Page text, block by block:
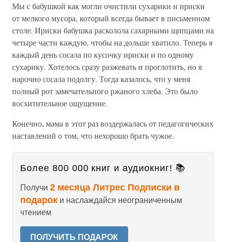
Мы с бабушкой как могли очистили сухарики и ириски
от мелкого мусора, который всегда бывает в письменном
столе. Ириски бабушка расколола сахарными щипцами на
четыре части каждую, чтобы на дольше хватило. Теперь я
каждый день сосала по кусочку ириски и по одному
сухарику. Хотелось сразу разжевать и проглотить, но я
нарочно сосала подолгу. Тогда казалось, что у меня
полный рот замечательного ржаного хлеба. Это было
восхитительное ощущение.
Конечно, мама в этот раз воздержалась от педагогических
наставлений о том, что нехорошо брать чужое.
Более 800 000 книг и аудиокниг! 📚
Получи 2 месяца Литрес Подписки в
подарок и наслаждайся неограниченным
чтением
ПОЛУЧИТЬ ПОДАРОК